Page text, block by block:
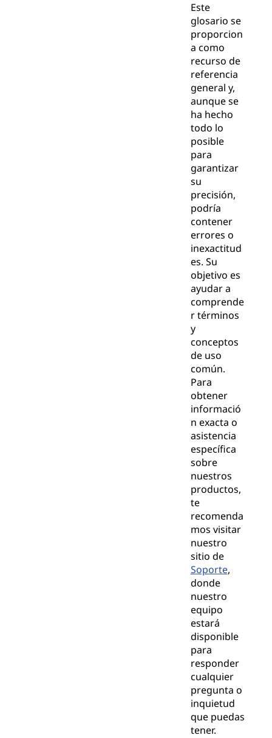
Este
glosario se
proporcion
a como
recurso de
referencia
general y,
aunque se
ha hecho
todo lo
posible
para
garantizar
su
precisión,
podría
contener
errores o
inexactitud
es. Su
objetivo es
ayudar a
comprende
r términos
y
conceptos
de uso
común.
Para
obtener
informació
n exacta o
asistencia
específica
sobre
nuestros
productos,
te
recomenda
mos visitar
nuestro
sitio de
Soporte,
donde
nuestro
equipo
estará
disponible
para
responder
cualquier
pregunta o
inquietud
que puedas
tener.